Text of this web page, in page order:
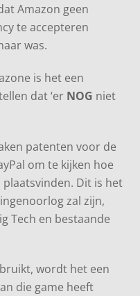
Amazon geen
te accepteren
was.
is het een
dat ‘er NOG niet
patenten voor de
om te kijken hoe
Dit is het
zal zijn,
Tech en bestaande
wordt het een
die game heeft